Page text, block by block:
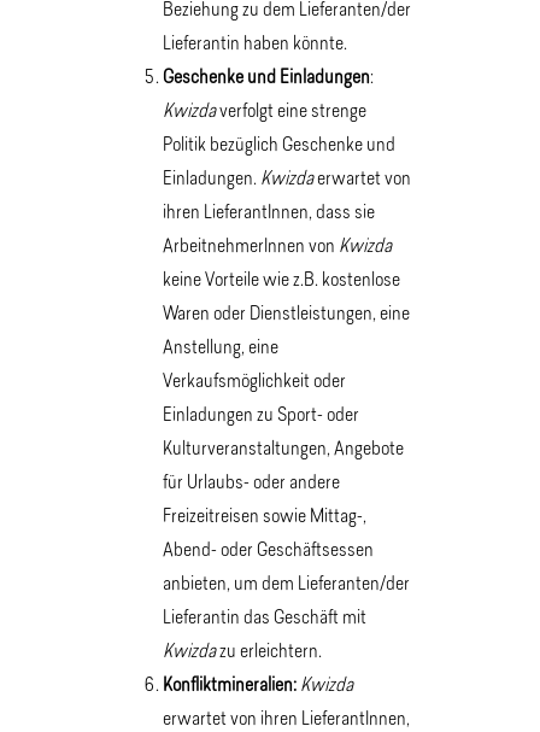
Beziehung zu dem Lieferanten/der
Lieferantin haben könnte.
Geschenke und Einladungen:
Kwizdaverfolgt eine strenge
Politik bezüglich Geschenke und
Einladungen. Kwizdaerwartet von
ihren LieferantInnen, dass sie
ArbeitnehmerInnen von Kwizda
keine Vorteile wie z.B. kostenlose
Waren oder Dienstleistungen, eine
Anstellung, eine
Verkaufsmöglichkeit oder
Einladungen zu Sport- oder
Kulturveranstaltungen, Angebote
für Urlaubs- oder andere
Freizeitreisen sowie Mittag-,
Abend- oder Geschäftsessen
anbieten, um dem Lieferanten/der
Lieferantin das Geschäft mit
Kwizdazu erleichtern.
Konfliktmineralien: Kwizda
erwartet von ihren LieferantInnen,